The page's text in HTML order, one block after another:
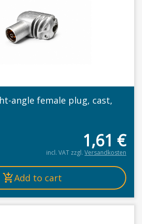
angle female plug, cast,
1,61 €
incl. VAT zzgl. Versandkosten
Add to cart